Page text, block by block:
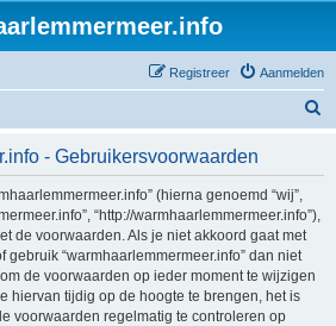
Aanmelden
Registreer
- Gebruikersvoorwaarden
(hierna genoemd “wij”,
“http://warmhaarlemmermeer.info”),
de voorwaarden. Als je niet akkoord gaat met
gebruik “warmhaarlemmermeer.info” dan niet
de voorwaarden op ieder moment te wijzigen
hiervan tijdig op de hoogte te brengen, het is
voorwaarden regelmatig te controleren op